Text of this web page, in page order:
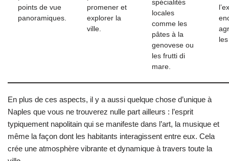
points de vue
panoramiques.
promener et
explorer la
ville.
spécialités
locales
comme les
pâtes à la
genovese ou
les frutti di
mare.
En plus de ces aspects, il y a aussi quelque chose d’unique à
Naples que vous ne trouverez nulle part ailleurs : l’esprit
typiquement napolitain qui se manifeste dans l’art, la musique et
même la façon dont les habitants interagissent entre eux. Cela
crée une atmosphère vibrante et dynamique à travers toute la